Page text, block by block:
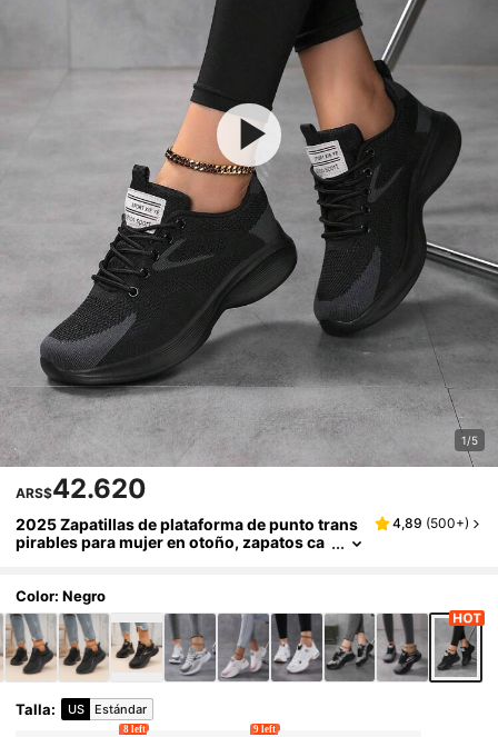
1/5
ARS$42.620
2025 Zapatillas de plataforma de punto trans
pirables para mujer en otoño, zapatos ca
4,89 (500+)
Color: Negro
Talla: US Estándar
8 left 9 left